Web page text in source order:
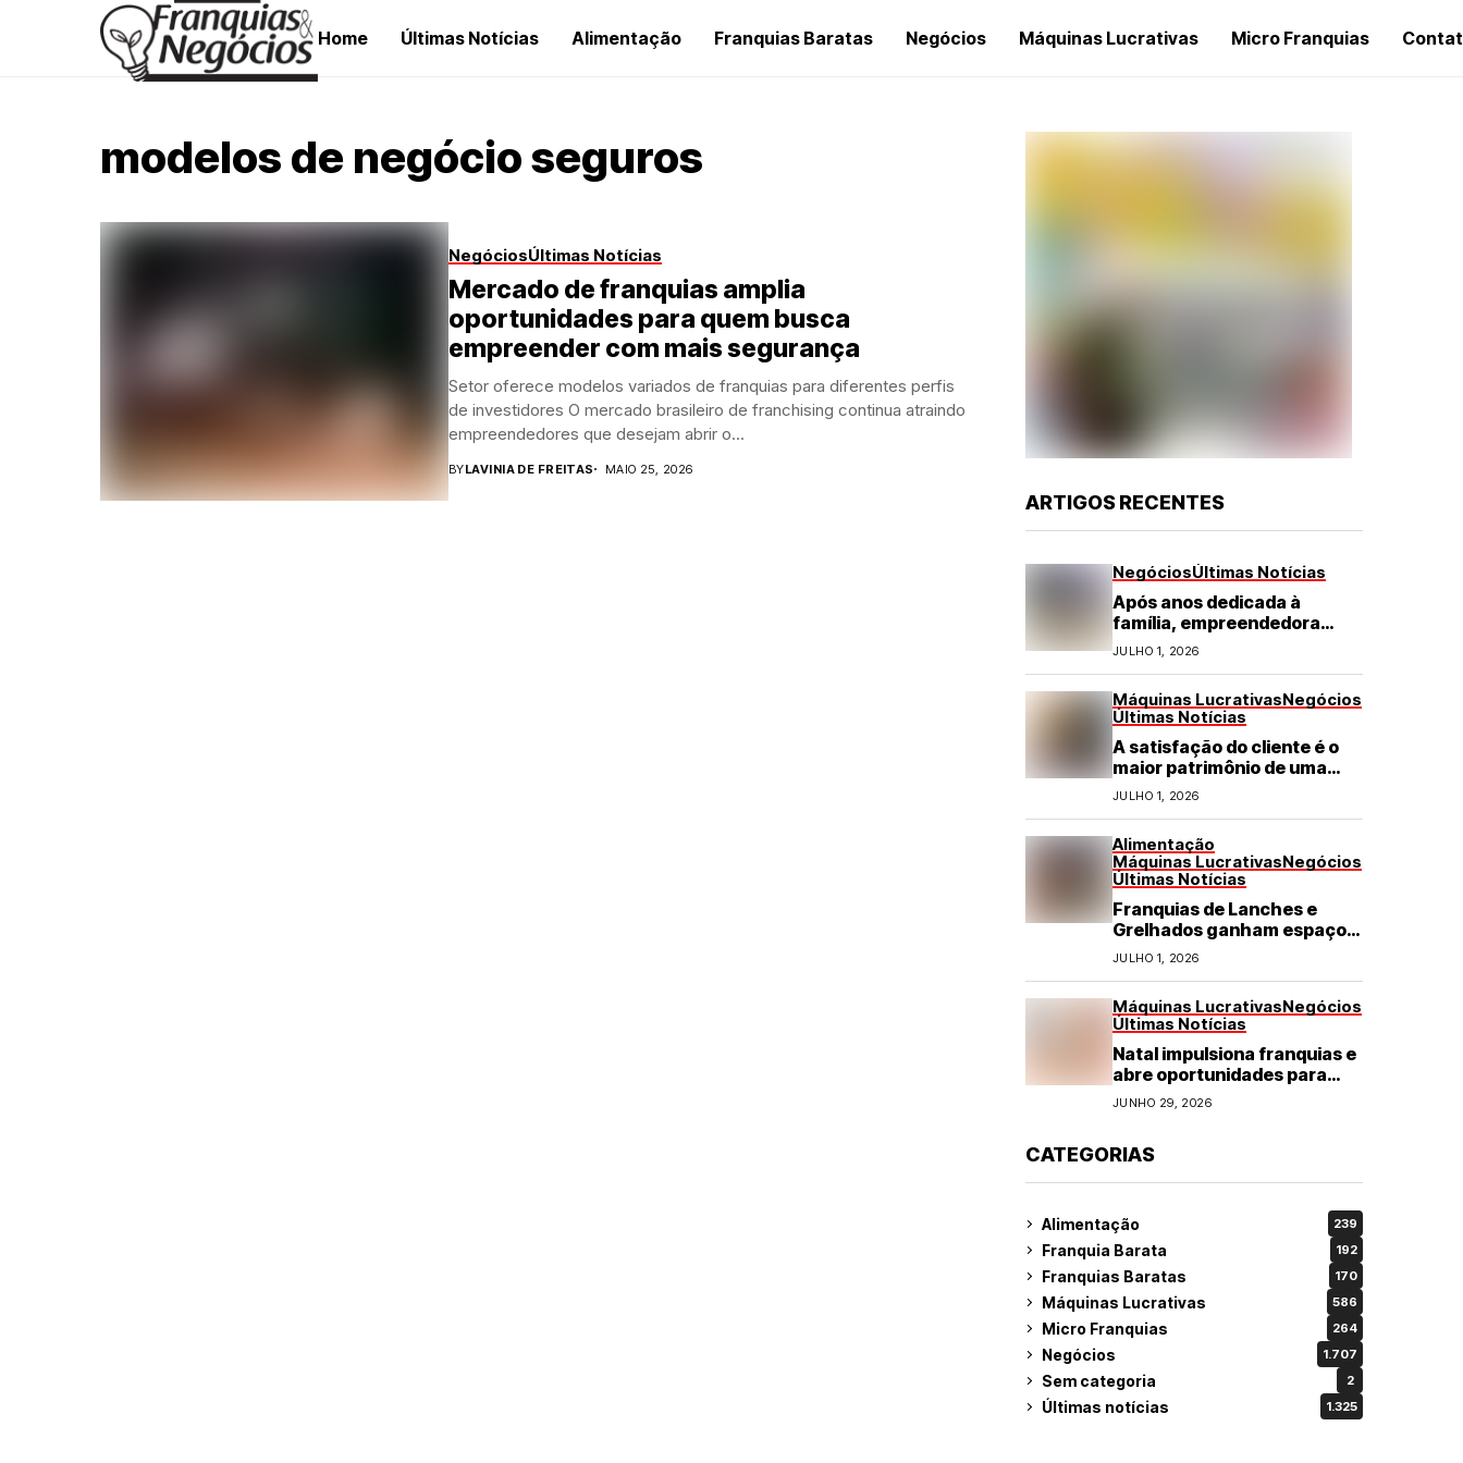
Home Últimas Notícias Alimentação Franquias Baratas Negócios Máquinas Lucrativas Micro Franquias
modelos de negócio seguros
NegóciosÚltimas Notícias
Mercado de franquias amplia
oportunidades para quem busca
empreender com mais segurança
Setor oferece modelos variados de franquias para diferentes perfis
de investidores O mercado brasileiro de franchising continua atraindo
empreendedores que desejam abrir o...
BYLAVINIA DE FREITAS MAIO 25, 2026
ARTIGOS RECENTES
NegóciosÚltimas Notícias
Após anos dedicada à
família, empreendedora
transforma franquia de
turismo em negócio de
JULHO 1, 2026
Máquinas LucrativasNegócios
Últimas Notícias
A satisfação do cliente é o
maior patrimônio de uma
franquia
JULHO 1, 2026
Alimentação
Máquinas LucrativasNegócios
Últimas Notícias
Franquias de Lanches e
Grelhados ganham espaço
com demanda por refeições
rápidas e de qualidade
JULHO 1, 2026
Máquinas LucrativasNegócios
Últimas Notícias
Natal impulsiona franquias e
abre oportunidades para
diversos segmentos do
JUNHO 29, 2026
CATEGORIAS
Alimentação 239
Franquia Barata 192
Franquias Baratas 170
Máquinas Lucrativas 586
Micro Franquias 264
Negócios 1.707
Sem categoria 2
Últimas notícias 1.325